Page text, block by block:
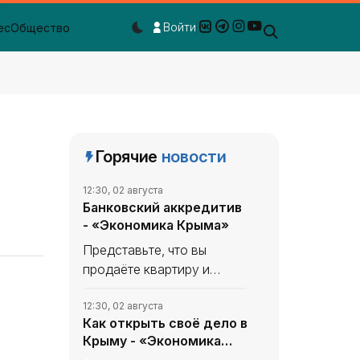
Общество
Dark mode toggle
Войти
Горячие новости
12:30, 02 августа
Банковский аккредитив
- «Экономика Крыма»
Представьте, что вы
продаёте квартиру и
готов перевес­ти вам
несколько миллио­нов, но
вы ничего о нём не знаете.
12:30, 02 августа
Как открыть своё дело в
Крыму - «Экономика